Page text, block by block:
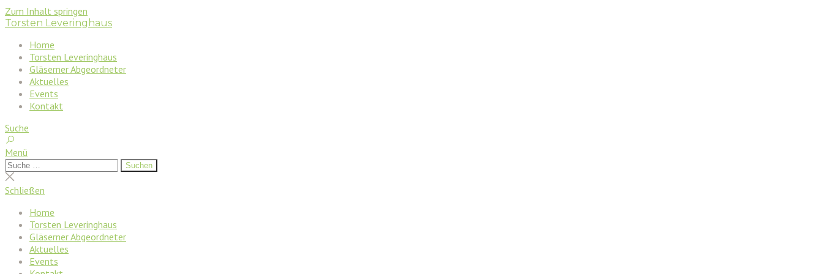
Zum Inhalt springen
Torsten Leveringhaus
Home
Torsten Leveringhaus
Gläserner Abgeordneter
Aktuelles
Events
Kontakt
Suche
Menü
Suchen
nach:
Suchen
Suche
schließen
Schließen
Home
Torsten Leveringhaus
Gläserner Abgeordneter
Aktuelles
Events